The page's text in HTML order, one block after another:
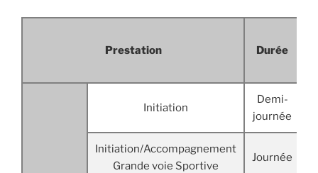
Prestation
Durée
Initiation
Demi-
journée
Initiation/Accompagnement
Grande voie Sportive
Journée